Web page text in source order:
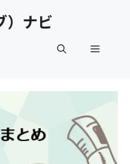
）ナビ
メ
ー